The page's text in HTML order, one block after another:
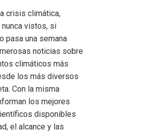
crisis climática,
vistos, si
pasa una semana
noticias sobre
climáticos más
los más diversos
Con la misma
los mejores
disponibles
el alcance y las